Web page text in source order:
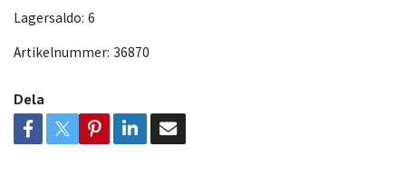
Lagersaldo: 6
Artikelnummer: 36870
Dela